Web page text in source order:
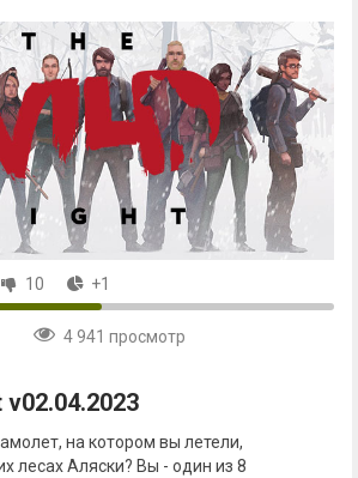
10 +1
4 941 просмотр
на котором вы летели,
лесах Аляски? Вы - один из 8